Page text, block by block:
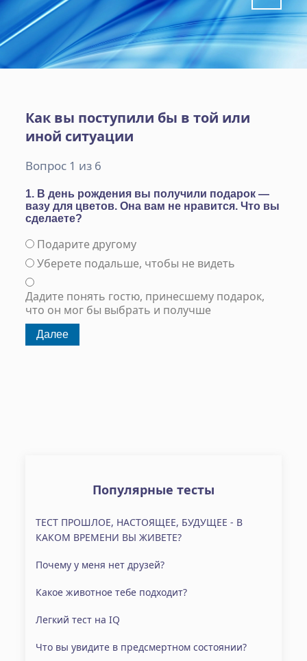
Как вы поступили бы в той или
иной ситуации
Вопрос 1 из 6
1. В день рождения вы получили подарок —
вазу для цветов. Она вам не нравится. Что вы
сделаете?
Подарите другому
Уберете подальше, чтобы не видеть
Дадите понять гостю, принесшему подарок,
что он мог бы выбрать и получше
Популярные тесты
ТЕСТ ПРОШЛОЕ, НАСТОЯЩЕЕ, БУДУЩЕЕ - В
КАКОМ ВРЕМЕНИ ВЫ ЖИВЕТЕ?
Почему у меня нет друзей?
Какое животное тебе подходит?
Легкий тест на IQ
Что вы увидите в предсмертном состоянии?